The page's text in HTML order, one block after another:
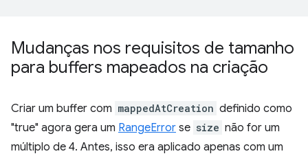
Mudanças nos requisitos de tamanho
para buffers mapeados na criação
Criar um buffer com mappedAtCreation definido como
"true" agora gera um RangeError se size não for um
múltiplo de 4. Antes, isso era aplicado apenas com um